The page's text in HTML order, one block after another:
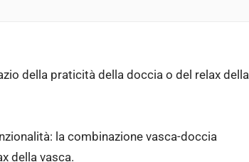
della praticità della doccia o del relax della
la combinazione vasca-doccia
della vasca.